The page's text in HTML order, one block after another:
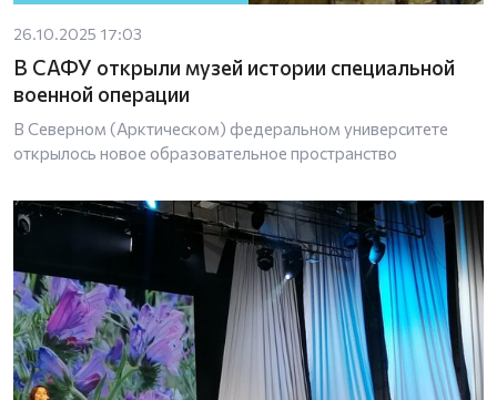
26.10.2025 17:03
В САФУ открыли музей истории специальной
военной операции
В Северном (Арктическом) федеральном университете
открылось новое образовательное пространство